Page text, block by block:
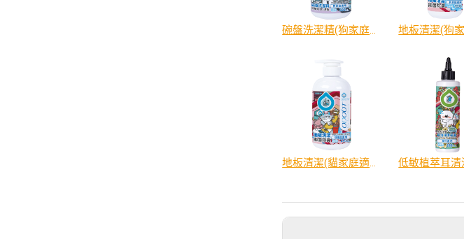
碗盤洗潔精(狗家庭適用)500ml
地板清潔(貓家庭適用)480ml